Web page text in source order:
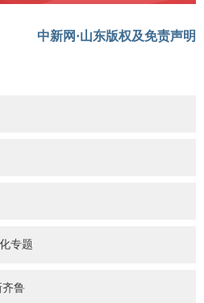
中新网·山东版权及免责声明
专题
齐鲁